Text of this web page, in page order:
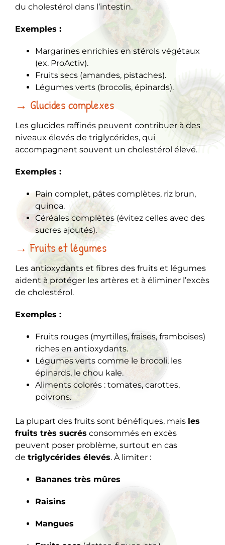
du cholestérol dans l’intestin.
Exemples :
Margarines enrichies en stérols végétaux
(ex. ProActiv).
Fruits secs (amandes, pistaches).
Légumes verts (brocolis, épinards).
→ Glucides complexes
Les glucides raffinés peuvent contribuer à des
niveaux élevés de triglycérides, qui
accompagnent souvent un cholestérol élevé.
Exemples :
Pain complet, pâtes complètes, riz brun,
quinoa.
Céréales complètes (évitez celles avec des
sucres ajoutés).
→ Fruits et légumes
Les antioxydants et fibres des fruits et légumes
aident à protéger les artères et à éliminer l’excès
de cholestérol.
Exemples :
Fruits rouges (myrtilles, fraises, framboises)
riches en antioxydants.
Légumes verts comme le brocoli, les
épinards, le chou kale.
Aliments colorés : tomates, carottes,
poivrons.
La plupart des fruits sont bénéfiques, mais les
fruits très sucrés consommés en excès
peuvent poser problème, surtout en cas
de triglycérides élevés. À limiter :
Bananes très mûres
Raisins
Mangues